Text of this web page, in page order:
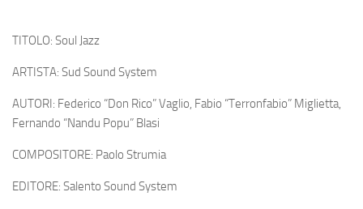
TITOLO: Soul Jazz
ARTISTA: Sud Sound System
AUTORI: Federico “Don Rico” Vaglio, Fabio “Terronfabio” Miglietta,
Fernando “Nandu Popu” Blasi
COMPOSITORE: Paolo Strumia
EDITORE: Salento Sound System